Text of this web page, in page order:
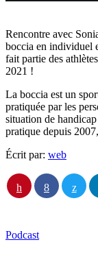
Rencontre avec
boccia en individuel
fait partie des
2021 !
La boccia est un
pratiquée par les
situation de
pratique depuis
Écrit par: web
Podcast